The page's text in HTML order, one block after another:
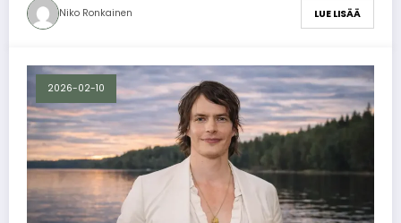
Niko Ronkainen LUE LISÄÄ
2026-02-10